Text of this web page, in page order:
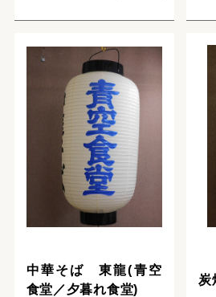
中華そば 東龍(青空
食堂／夕暮れ食堂)
炭